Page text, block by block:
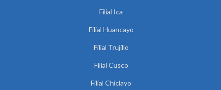
Filial Ica
Filial Huancayo
Filial Trujillo
Filial Cusco
Filial Chiclayo